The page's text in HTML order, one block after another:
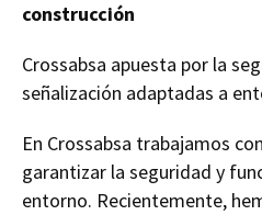
construcción
Crossabsa apuesta por la
señalización adaptadas a
En Crossabsa trabajamos
garantizar la seguridad y
entorno. Recientemente,